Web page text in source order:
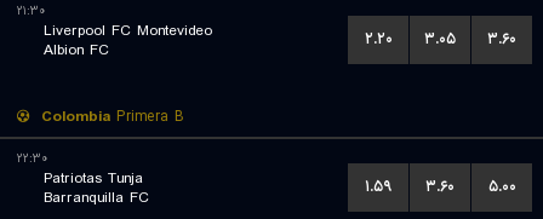
۲۱:۳۰
Liverpool FC Montevideo
Albion FC
۲.۲۰ ۳.۰۵ ۳.۶۰
Colombia Primera B
۲۲:۳۰
Patriotas Tunja
Barranquilla FC
۱.۵۹ ۳.۶۰ ۵.۰۰